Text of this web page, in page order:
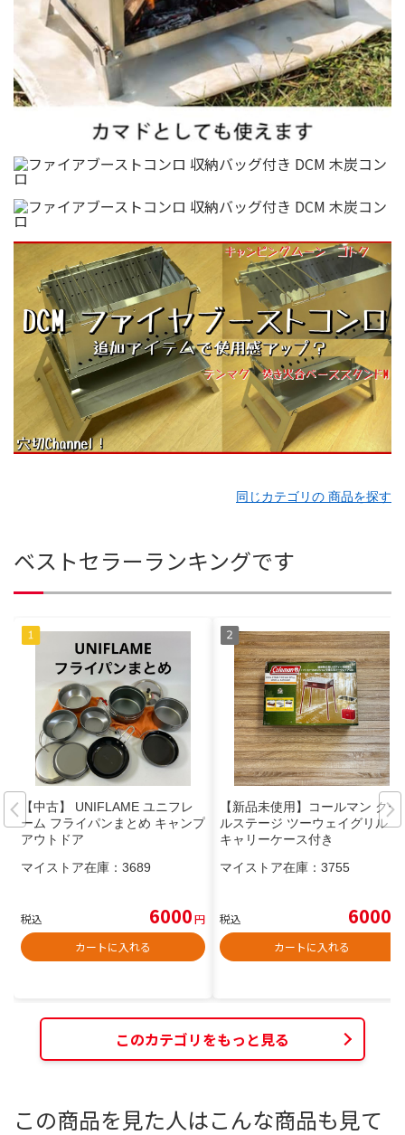
同じカテゴリの 商品を探す
ベストセラーランキングです
【中古】 UNIFLAME ユニフレ
ーム フライパンまとめ キャンプ
アウトドア
マイストア在庫： 3689
税込 6000円
カートに入れる
【新品未使用】コールマン クー
ルステージ ツーウェイグリル
キャリーケース付き
マイストア在庫： 3755
税込 6000
カートに入れる
このカテゴリをもっと見る
この商品を見た人はこんな商品も見て